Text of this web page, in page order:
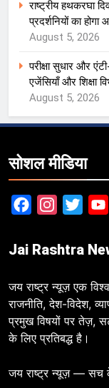
राष्ट्रीय हथकरघा
प्रदर्शनियों का
August 5, 2026
परीक्षा सुधार और
एजेंसियाँ और शिक्षा
August 5, 2026
सोशल मीडिया
FacebookInstagram
Jai Rashtra
जय राष्ट्र न्यूज़ एक
राजनीति, देश-विदेश,
प्रमुख विषयों पर तेज़,
के लिए प्रतिबद्ध है।
जय राष्ट्र न्यूज़ — सच